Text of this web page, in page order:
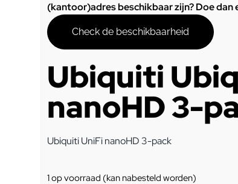
(kantoor)adres beschikbaar zijn? Doe
Check de beschikbaarheid
Ubiquiti
nanoHD 3-
Ubiquiti UniFi nanoHD 3-pack
1 op voorraad (kan nabesteld worden)